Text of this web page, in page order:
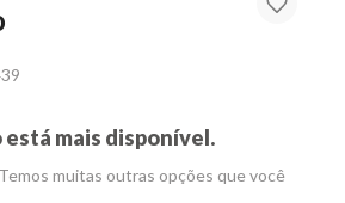
mais disponível.
muitas outras opções que você